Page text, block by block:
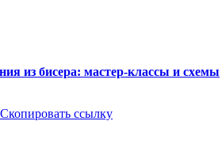
из бисера: мастер-классы и схемы
Скопировать ссылку